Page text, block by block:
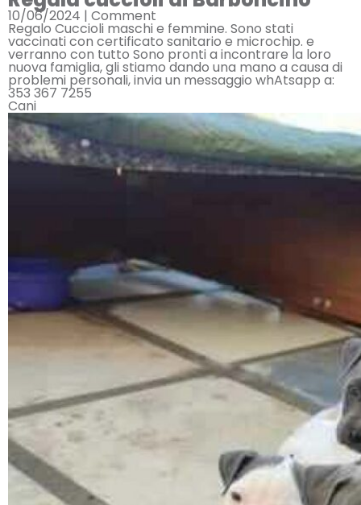
10/06/2024 | Comment
Regalo Cuccioli maschi e femmine. Sono stati
vaccinati con certificato sanitario e microchip. e
verranno con tutto Sono pronti a incontrare la loro
nuova famiglia, gli stiamo dando una mano a causa di
problemi personali, invia un messaggio whAtsapp a:
353 367 7255
Cani